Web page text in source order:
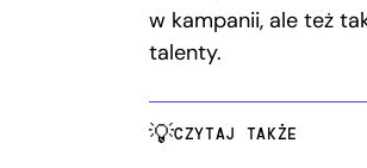
w kampanii, ale też
talenty.
CZYTAJ TAKŻE